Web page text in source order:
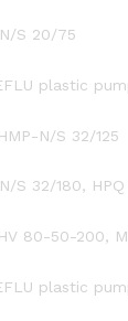
S 20/75
plastic
N/S 32/125
S 32/180,
80-50-200,
plastic